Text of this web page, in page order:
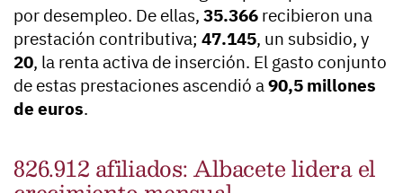
por desempleo. De ellas, 35.366 recibieron una
prestación contributiva; 47.145, un subsidio, y
20, la renta activa de inserción. El gasto conjunto
de estas prestaciones ascendió a90,5 millones
de euros.
826.912 afiliados: Albacete lidera el